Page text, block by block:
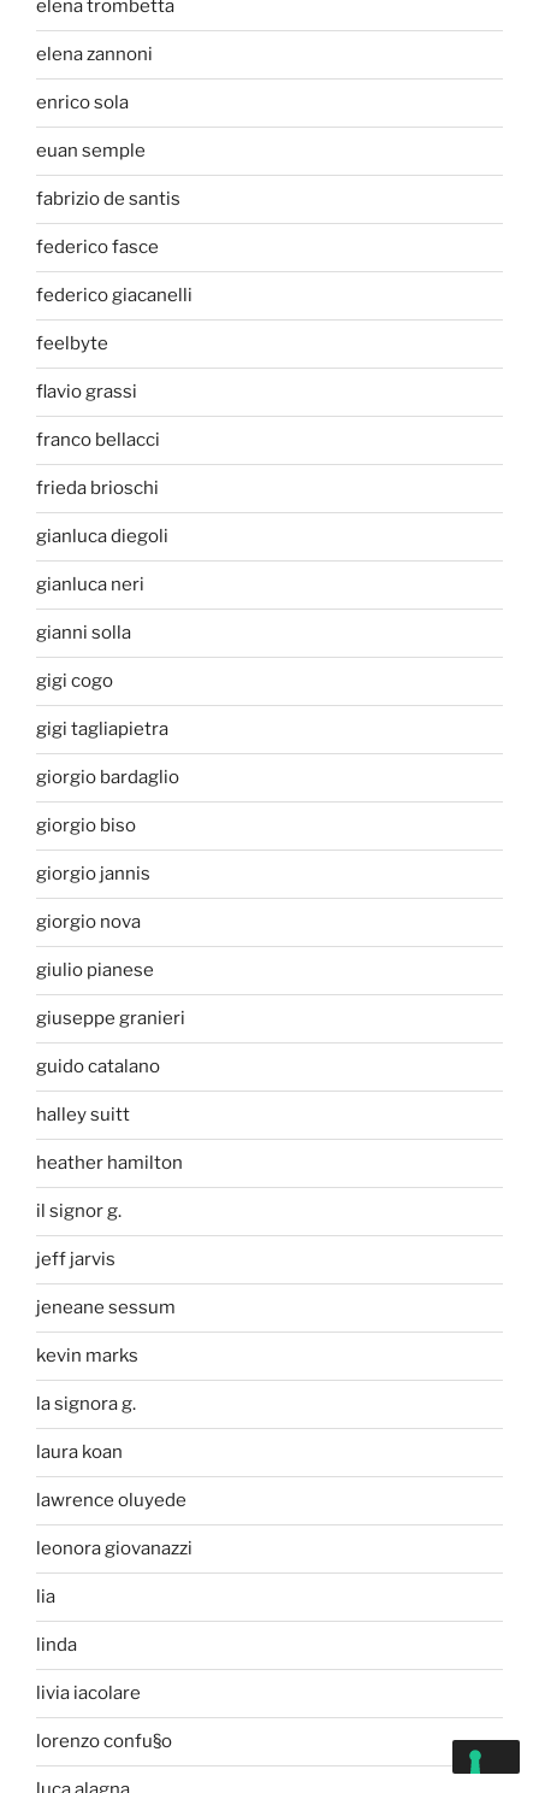
elena trombetta
elena zannoni
enrico sola
euan semple
fabrizio de santis
federico fasce
federico giacanelli
feelbyte
flavio grassi
franco bellacci
frieda brioschi
gianluca diegoli
gianluca neri
gianni solla
gigi cogo
gigi tagliapietra
giorgio bardaglio
giorgio biso
giorgio jannis
giorgio nova
giulio pianese
giuseppe granieri
guido catalano
halley suitt
heather hamilton
il signor g.
jeff jarvis
jeneane sessum
kevin marks
la signora g.
laura koan
lawrence oluyede
leonora giovanazzi
lia
linda
livia iacolare
lorenzo confu§o